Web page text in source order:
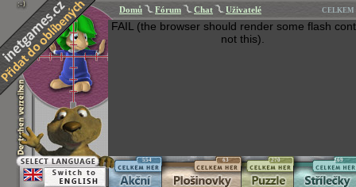
Domů Fórum Chat Uživatelé CELKEM
FAIL (the browser should render some flash
not this).
554 63 270 269